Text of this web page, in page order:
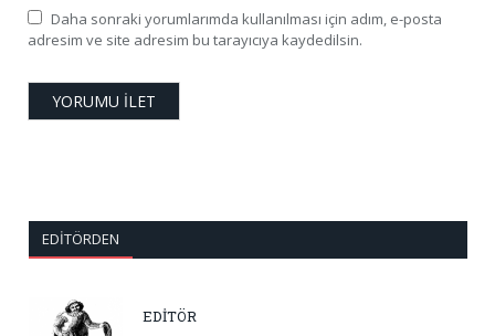
Daha sonraki yorumlarımda kullanılması için adım, e-posta
adresim ve site adresim bu tarayıcıya kaydedilsin.
EDITÖRDEN
EDİTÖR